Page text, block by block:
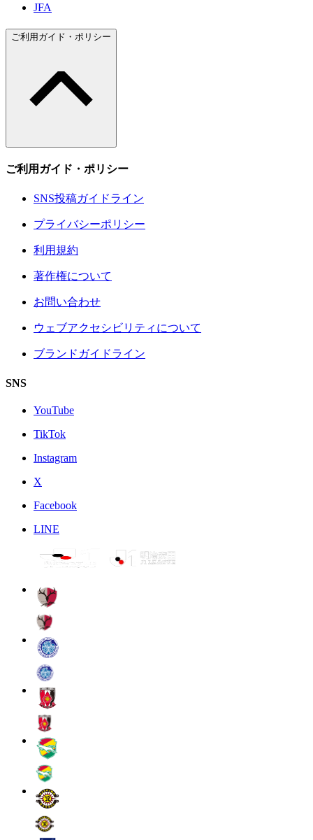
JFA
ご利用ガイド・ポリシー
ご利用ガイド・ポリシー
SNS投稿ガイドライン
プライバシーポリシー
利用規約
著作権について
お問い合わせ
ウェブアクセシビリティについて
ブランドガイドライン
SNS
YouTube
TikTok
Instagram
X
Facebook
LINE